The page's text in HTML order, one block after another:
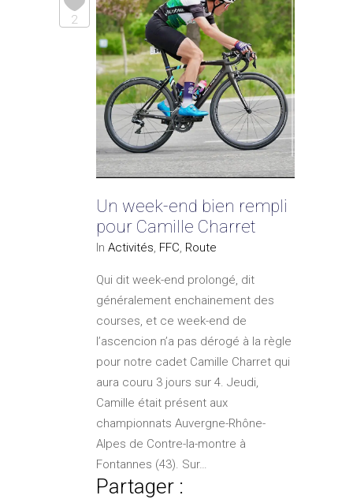
2
Un week-end bien rempli
pour Camille Charret
In Activités FFC Route
Qui dit week-end prolongé, dit
généralement enchainement des
courses, et ce week-end de
l’ascencion n’a pas dérogé à la règle
pour notre cadet Camille Charret qui
aura couru 3 jours sur 4. Jeudi,
Camille était présent aux
championnats Auvergne-Rhône-
Alpes de Contre-la-montre à
Fontannes (43). Sur…
Partager :